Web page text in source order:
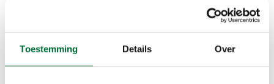
Toestemming Details Over
Plaats je voet altijd recht naar voren op de grond
en loop in een smal spoor.
Het kan zijn dat je je voet op de verkeerde manier